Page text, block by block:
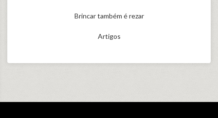
Brincar também é rezar
Artigos